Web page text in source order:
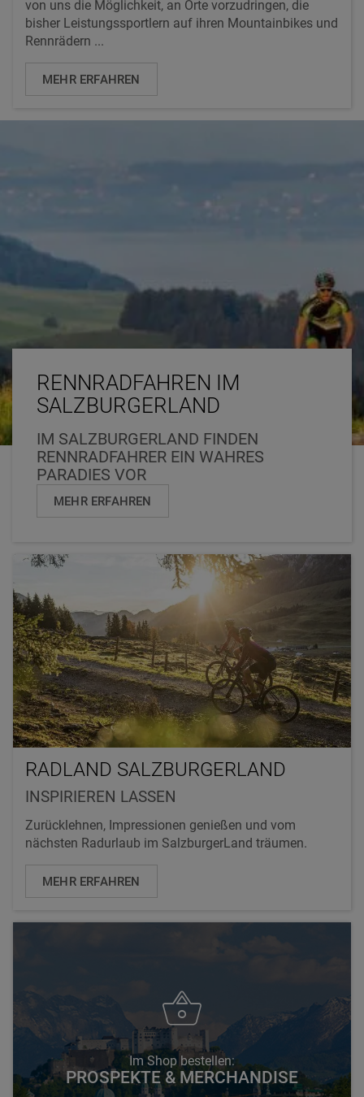
von uns die Möglichkeit, an Orte vorzudringen, die
bisher Leistungssportlern auf ihren Mountainbikes und
Rennrädern ...
MEHR ERFAHREN
RENNRADFAHREN IM
SALZBURGERLAND
IM SALZBURGERLAND FINDEN
RENNRADFAHRER EIN WAHRES
PARADIES VOR
MEHR ERFAHREN
RADLAND SALZBURGERLAND
INSPIRIEREN LASSEN
Zurücklehnen, Impressionen genießen und vom
nächsten Radurlaub im SalzburgerLand träumen.
MEHR ERFAHREN
Im Shop bestellen:
PROSPEKTE & MERCHANDISE